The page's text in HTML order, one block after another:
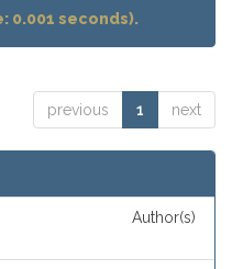
0.001 seconds).
previous 1 next
Author(s)